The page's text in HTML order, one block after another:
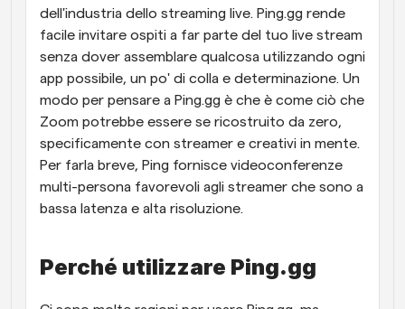
Riunioni Instantanee
Incontrare i clienti in pochi minuti
Link di Gruppo Dinamico
Prenota senza sforzo riunioni con più persone
Webhook
Ricevi una notifica quando succede qualcosa
dell'industria dello streaming live. Ping.gg rende
facile invitare ospiti a far parte del tuo live stream
senza dover assemblare qualcosa utilizzando ogni
app possibile, un po' di colla e determinazione. Un
modo per pensare a Ping.gg è che è come ciò che
Zoom potrebbe essere se ricostruito da zero,
specificamente con streamer e creativi in mente.
Per farla breve, Ping fornisce videoconferenze
multi-persona favorevoli agli streamer che sono a
bassa latenza e alta risoluzione.
Perché utilizzare Ping.gg